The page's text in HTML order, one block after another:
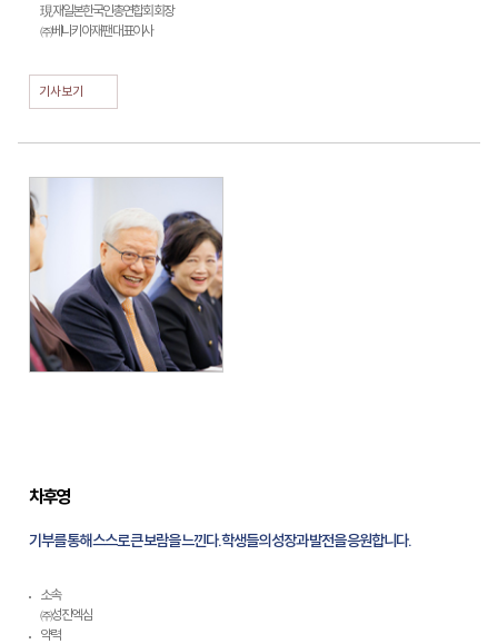
現 재일본한국인총연합회 회장
㈜베니키아재팬 대표이사
기사보기
차후영
기부를 통해 스스로 큰 보람을 느낀다. 학생들의 성장과 발전을 응원합니다.
소속
㈜성진엑심
약력